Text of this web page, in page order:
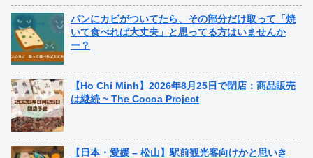
パンにカビがついてたら、その部分だけ取って「焼
いて食べれば大丈夫」と思ってる方はいませんか
ー？
【Ho Chi Minh】2026年8月25日で閉店：商品販売
は継続 ~ The Cocoa Project
【日本・愛媛 – 松山】駅前観光客向けかと思いき